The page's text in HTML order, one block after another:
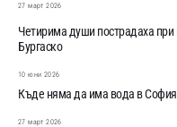
27 март 2026
Четирима души пострадаха при
Бургаско
10 юни 2026
Къде няма да има вода в София
27 март 2026